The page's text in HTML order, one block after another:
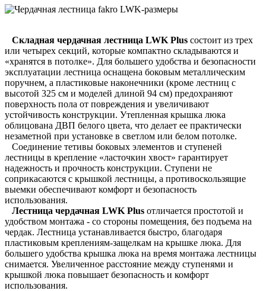
Складная чердачная лестница LWK Plus состоит из трех
или четырех секций, которые компактно складываются и
«хранятся в потолке». Для большего удобства и безопасности
эксплуатации лестница оснащена боковым металлическим
поручнем, а пластиковые наконечники (кроме лестниц с
высотой 325 см и моделей длиной 94 см) предохраняют
поверхность пола от повреждения и увеличивают
устойчивость конструкции. Утепленная крышка люка
облицована ДВП белого цвета, что делает ее практически
незаметной при установке в светлом или белом потолке.
Соединение тетивы боковых элементов и ступеней
лестницы в крепление «ласточкин хвост» гарантирует
надежность и прочность конструкции. Ступени не
соприкасаются с крышкой лестницы, а противоскользящие
выемки обеспечивают комфорт и безопасность
использования.
Лестница чердачная LWK Plus отличается простотой и
удобством монтажа - со стороны помещения, без подъема на
чердак. Лестница устанавливается быстро, благодаря
пластиковым креплениям-защелкам на крышке люка. Для
большего удобства крышка люка на время монтажа лестницы
снимается. Увеличенное расстояние между ступенями и
крышкой люка повышает безопасность и комфорт
использования.